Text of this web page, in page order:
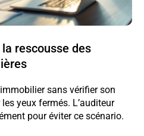
rescousse des
sans vérifier son
yeux fermés. L’auditeur
pour éviter ce scénario.